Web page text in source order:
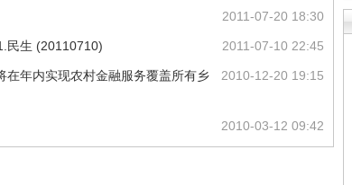
2011-07-20 18:30
2011-07-10 22:45
民生 (20110710)
2010-12-20 19:15
在年内实现农村金融服务覆盖所有乡
2010-03-12 09:42